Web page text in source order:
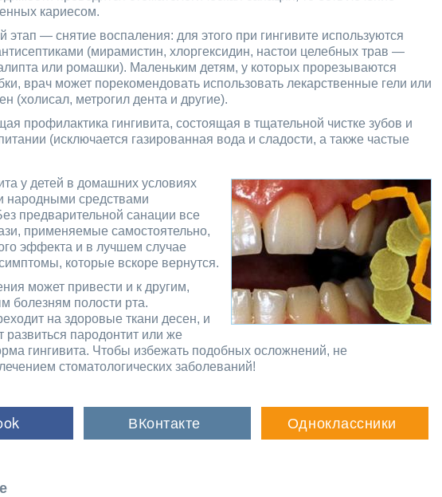
кариесом.
— снятие воспаления: для этого при гингивите используются
(мирамистин, хлоргексидин, настои целебных трав —
или ромашки). Маленьким детям, у которых прорезываются
врач может порекомендовать использовать лекарственные гели или
(холисал, метрогил дента и другие).
профилактика гингивита, состоящая в тщательной чистке зубов и
(исключается газированная вода и сладости, а также частые
у детей в домашних условиях
народными средствами
предварительной санации все
применяемые самостоятельно,
эффекта и в лучшем случае
которые вскоре вернутся.
может привести и к другим,
болезням полости рта.
на здоровые ткани десен, и
развиться пародонтит или же
гингивита. Чтобы избежать подобных осложнений, не
стоматологических заболеваний!